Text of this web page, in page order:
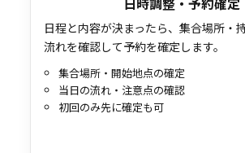
日程と内容が決まったら、集合場所・
流れを確認して予約を確定します。
集合場所・開始地点の確定
当日の流れ・注意点の確認
初回のみ先に確定も可